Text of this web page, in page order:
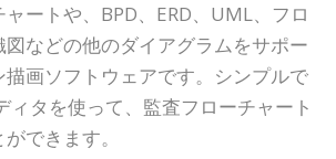
ートや、BPD、ERD、UML、フロ
などの他のダイアグラムをサポー
描画ソフトウェアです。シンプルで
ィタを使って、監査フローチャート
できます。